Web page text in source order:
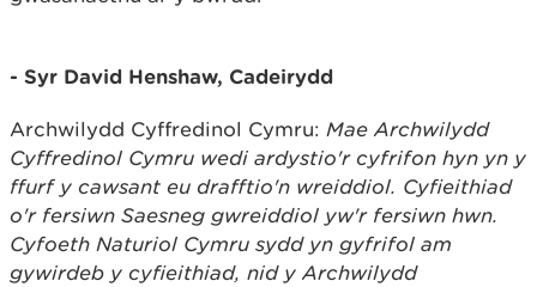
- Syr David Henshaw, Cadeirydd
Archwilydd Cyffredinol Cymru: Mae Archwilydd
Cyffredinol Cymru wedi ardystio'r cyfrifon hyn yn y
ffurf y cawsant eu drafftio'n wreiddiol. Cyfieithiad
o'r fersiwn Saesneg gwreiddiol yw'r fersiwn hwn.
Cyfoeth Naturiol Cymru sydd yn gyfrifol am
gywirdeb y cyfieithiad, nid y Archwilydd